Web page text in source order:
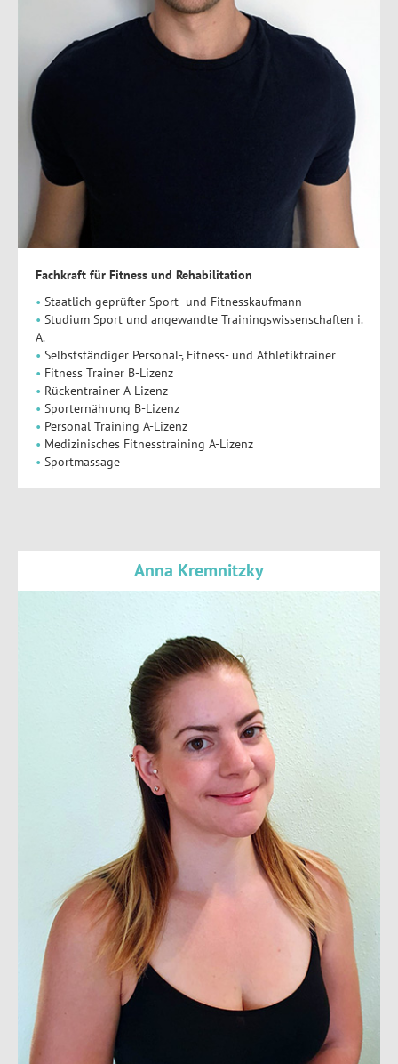
Fachkraft für Fitness und Rehabilitation
Staatlich geprüfter Sport- und Fitnesskaufmann
Studium Sport und angewandte Trainingswissenschaften i.
A.
Selbstständiger Personal-, Fitness- und Athletiktrainer
Fitness Trainer B-Lizenz
Rückentrainer A-Lizenz
Sporternährung B-Lizenz
Personal Training A-Lizenz
Medizinisches Fitnesstraining A-Lizenz
Sportmassage
Anna Kremnitzky